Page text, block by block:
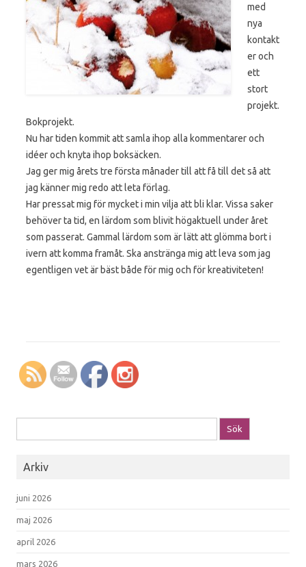
med
nya
kontakt
er och
ett
stort
projekt.
Bokprojekt.
Nu har tiden kommit att samla ihop alla kommentarer och
idéer och knyta ihop boksäcken.
Jag ger mig årets tre första månader till att få till det så att
jag känner mig redo att leta förlag.
Har pressat mig för mycket i min vilja att bli klar. Vissa saker
behöver ta tid, en lärdom som blivit högaktuell under året
som passerat. Gammal lärdom som är lätt att glömma bort i
ivern att komma framåt. Ska anstränga mig att leva som jag
egentligen vet är bäst både för mig och för kreativiteten!
Arkiv
juni 2026
maj 2026
april 2026
mars 2026